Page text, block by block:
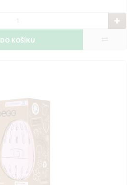
DO KOŠÍKU